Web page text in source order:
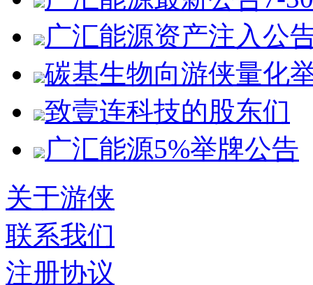
广汇能源资产注入公
碳基生物向游侠量化
致壹连科技的股东们
广汇能源5%举牌公告
关于游侠
联系我们
注册协议